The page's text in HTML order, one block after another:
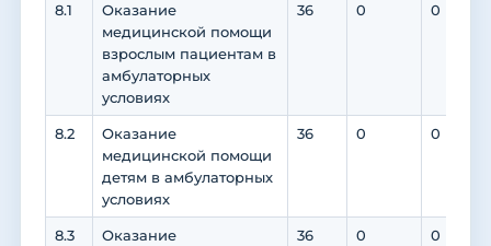
8.1
Оказание
медицинской помощи
взрослым пациентам в
амбулаторных
условиях
36 0 0
8.2
Оказание
медицинской помощи
детям в амбулаторных
условиях
36 0 0
8.3
Оказание
36 0 0